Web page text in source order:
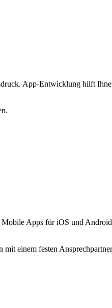
App-Entwicklung hilft
Apps für iOS und
einem festen